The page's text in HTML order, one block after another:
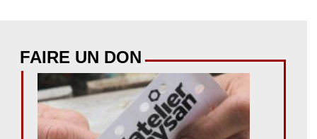
FAIRE UN DON